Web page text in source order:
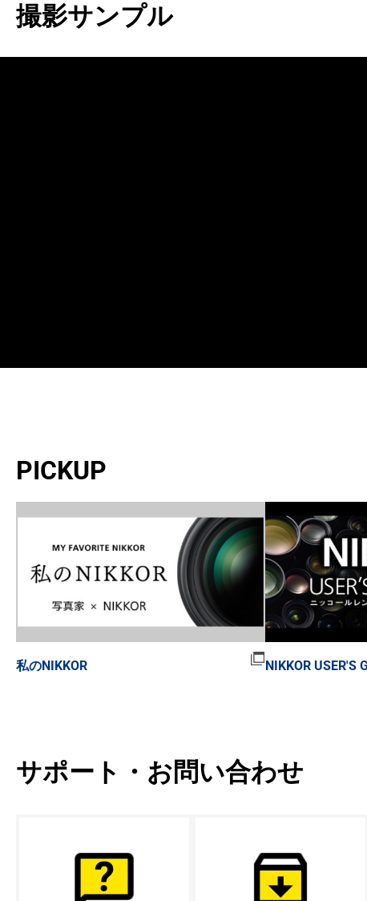
撮影サンプル
PICKUP
私のNIKKOR NIKKOR USER'S
サポート・お問い合わせ